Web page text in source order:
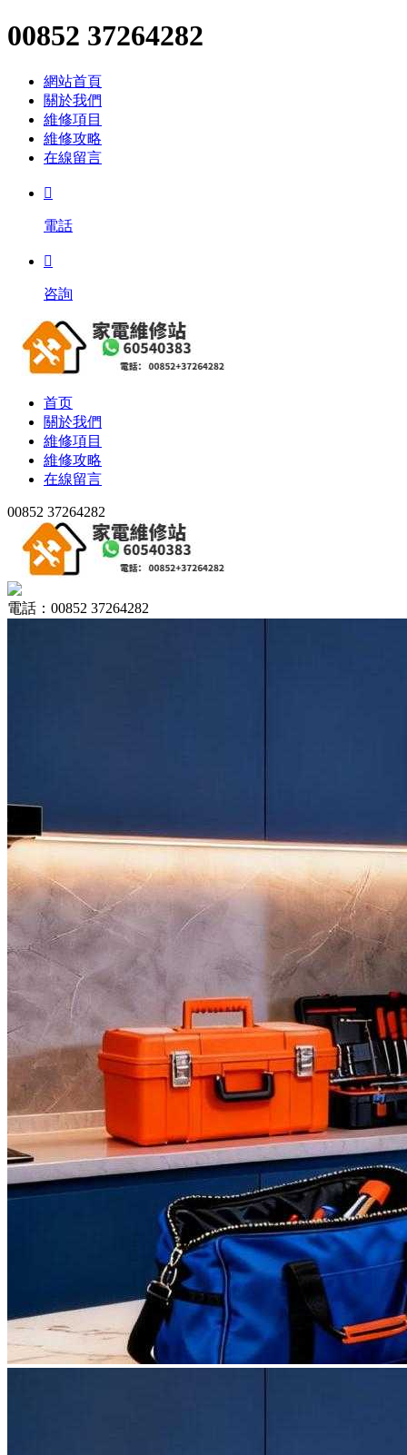
00852 37264282
網站首頁
關於我們
維修項目
維修攻略
在線留言

電話

咨詢
首页
關於我們
維修項目
維修攻略
在線留言
00852 37264282
電話：00852 37264282